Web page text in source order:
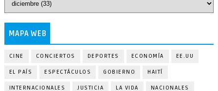
MAPA WEB
CINE CONCIERTOS DEPORTES ECONOMÍA EE.UU
EL PAÍS ESPECTÁCULOS GOBIERNO HAITÍ
INTERNACIONALES JUSTICIA LA VIDA NACIONALES